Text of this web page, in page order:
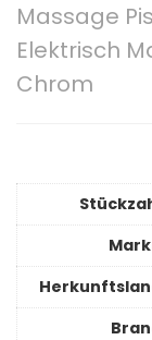
Massage
Elektrisch
Chrom